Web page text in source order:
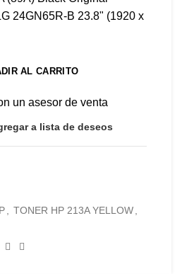
AL CARRITO
un asesor de venta
a lista de deseos
TONER HP 213A YELLOW